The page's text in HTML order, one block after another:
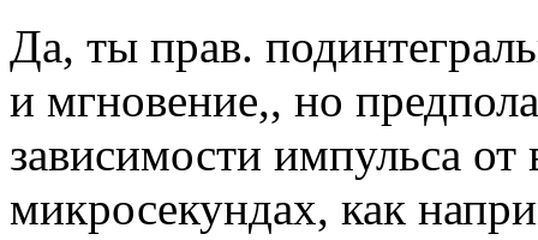
Да, ты прав.
и мгновение,, но
зависимости импульса
микросекундах, как